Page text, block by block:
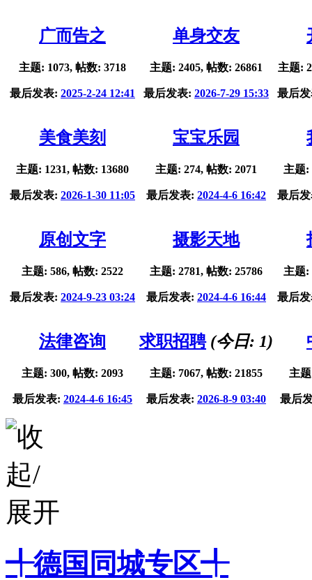
广而告之
主题: 1073, 帖数: 3718
最后发表: 2025-2-24 12:41
单身交友
主题: 2405, 帖数: 26861
最后发表: 2026-7-29 15:33
主题:
最后
美食美刻
主题: 1231, 帖数: 13680
最后发表: 2026-1-30 11:05
宝宝乐园
主题: 274, 帖数: 2071
最后发表: 2024-4-6 16:42
主题:
最后
原创文字
主题: 586, 帖数: 2522
最后发表: 2024-9-23 03:24
摄影天地
主题: 2781, 帖数: 25786
最后发表: 2024-4-6 16:44
主题:
最后
法律咨询
主题: 300, 帖数: 2093
最后发表: 2024-4-6 16:45
求职招聘(今日: 1)
主题: 7067, 帖数: 21855
最后发表: 2026-8-9 03:40
主
最后
╃德国同城专区╃